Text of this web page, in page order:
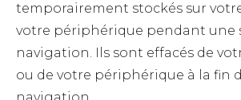
temporairement stockés sur
votre périphérique pendant une
navigation. Ils sont effacés de
ou de votre périphérique à la fin